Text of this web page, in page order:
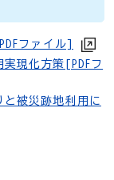
ファイル]
現化方策[PDFフ
被災跡地利用に